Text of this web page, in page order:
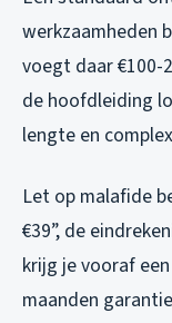
werkzaamheden
voegt daar €100-
de hoofdleiding
lengte en
Let op malafide
€39”, de
krijg je vooraf
maanden